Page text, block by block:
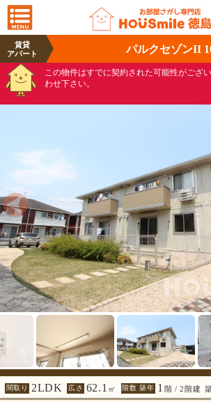
賃貸
アパート
パルクセゾンII
この物件はすでに契約された可能性がござ
わせ下さい。
間取り 2LDK 広さ 62.1 ㎡ 階数 築年 1 階 / 2階建